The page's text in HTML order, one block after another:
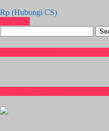
Rp (Hubungi CS)
for: